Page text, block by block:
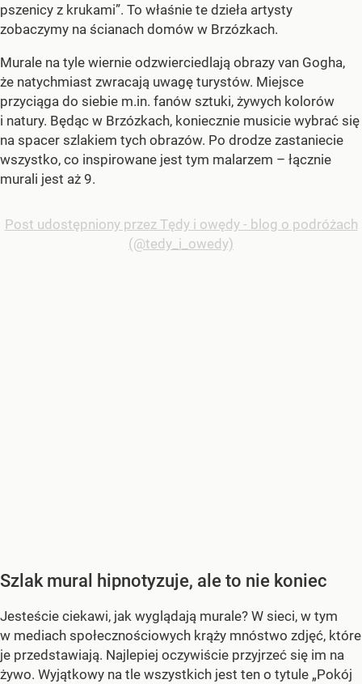
pszenicy z krukami”. To właśnie te dzieła artysty
zobaczymy na ścianach domów w Brzózkach.
Murale na tyle wiernie odzwierciedlają obrazy van Gogha,
że natychmiast zwracają uwagę turystów. Miejsce
przyciąga do siebie m.in. fanów sztuki, żywych kolorów
i natury. Będąc w Brzózkach, koniecznie musicie wybrać się
na spacer szlakiem tych obrazów. Po drodze zastaniecie
wszystko, co inspirowane jest tym malarzem – łącznie
murali jest aż 9.
Post udostępniony przez Tędy i owędy - blog o podróżach
(@tedy_i_owedy)
Szlak mural hipnotyzuje, ale to nie koniec
Jesteście ciekawi, jak wyglądają murale? W sieci, w tym
w mediach społecznościowych krąży mnóstwo zdjęć, które
je przedstawiają. Najlepiej oczywiście przyjrzeć się im na
żywo. Wyjątkowy na tle wszystkich jest ten o tytule „Pokój